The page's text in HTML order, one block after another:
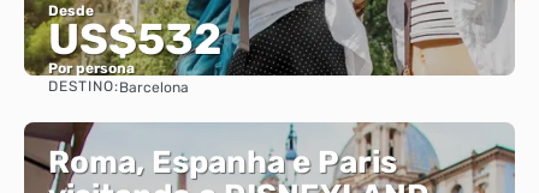
Desde
US$532
Por persona
DESTINO:Barcelona
Roma, Espanha e Paris